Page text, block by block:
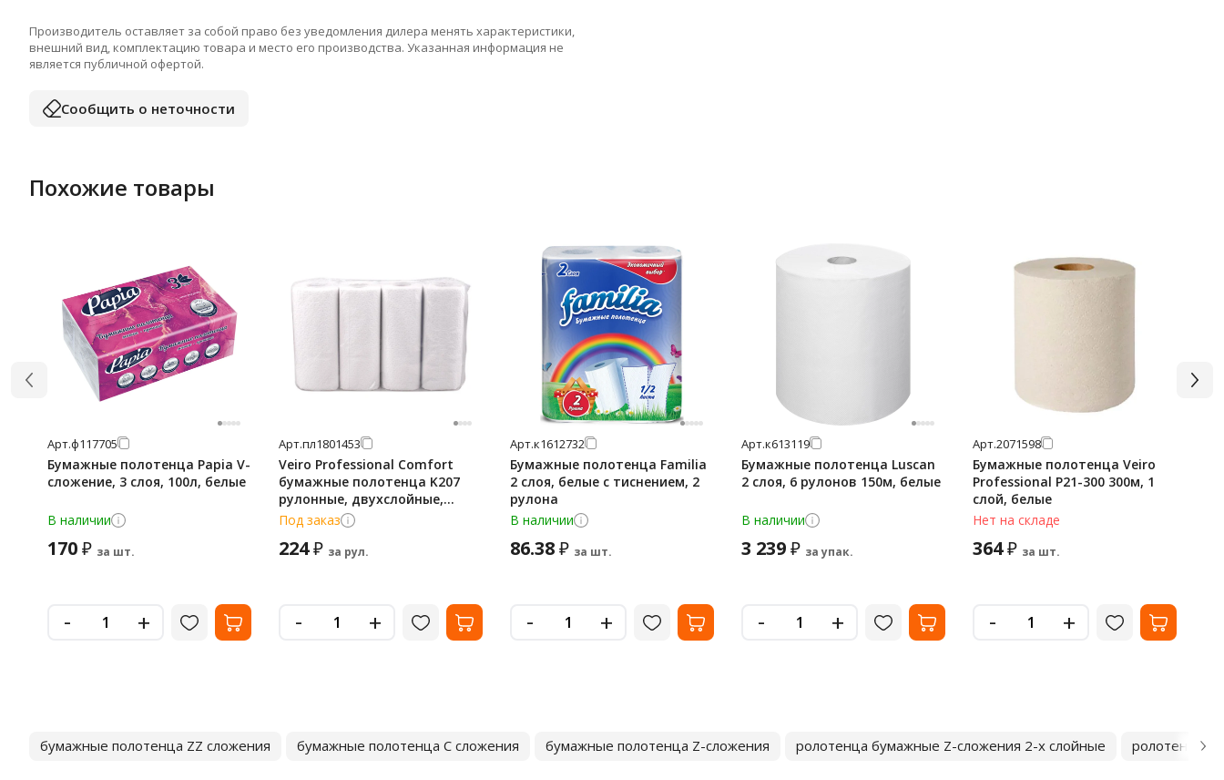
Производитель оставляет за собой право без уведомления дилера менять характеристики,
внешний вид, комплектацию товара и место его производства. Указанная информация не
является публичной офертой.
Сообщить о неточности
Похожие товары
Арт.ф117705
Бумажные полотенца Papia V-
сложение, 3 слоя, 100л, белые
В наличии
170₽ за шт.
- +
Арт.пл1801453
Veiro Professional Comfort
бумажные полотенца K207
рулонные, двухслойные,
белые, 12.5м, 4шт
Под заказ
224₽ за рул.
- +
Арт.к1612732
Бумажные полотенца Familia
2 слоя, белые с тиснением, 2
рулона
В наличии
86.38₽ за шт.
- +
Арт.к613119
Бумажные полотенца Luscan
2 слоя, 6 рулонов 150м, белые
В наличии
3 239₽ за упак.
- +
Арт.2071598
Бумажные полотенца Veiro
Professional P21-300 300м, 1
слой, белые
Нет на складе
364₽ за шт.
- +
бумажные полотенца ZZ сложения бумажные полотенца C сложения бумажные полотенца Z-сложения ролотенца бумажные Z-сложения 2-х слойные ролотенца